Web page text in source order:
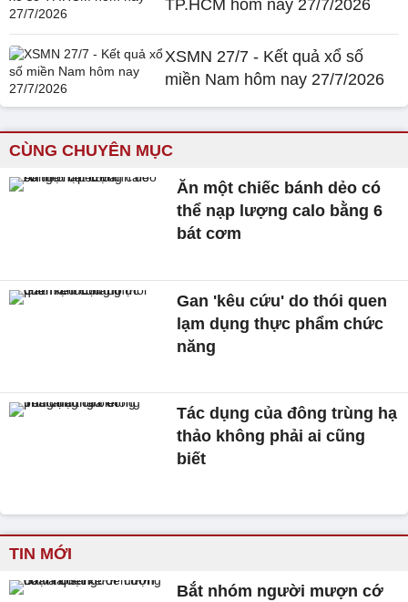
TP.HCM hôm nay 27/7/2026
XSMN 27/7 - Kết quả xổ số
miền Nam hôm nay 27/7/2026
CÙNG CHUYÊN MỤC
Ăn một chiếc bánh dẻo có
thể nạp lượng calo bằng 6
bát cơm
Gan 'kêu cứu' do thói quen
lạm dụng thực phẩm chức
năng
Tác dụng của đông trùng hạ
thảo không phải ai cũng
biết
TIN MỚI
Bắt nhóm người mượn cớ